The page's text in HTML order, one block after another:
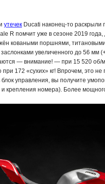
утечек Ducati наконец-то раскрыли
R помчит уже в сезоне 2019
коваными поршнями,
увеличенного до 56
— внимание! — при 15 520 об/
172 «сухих» кг! Впрочем, это не
управления, вы получите
и крепления номера). Более